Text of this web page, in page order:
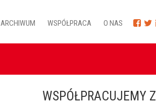
ARCHIWUM WSPÓŁPRACA O NAS
WSPÓŁPRACUJEMY Z